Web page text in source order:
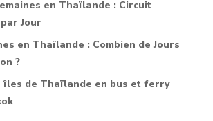
en Thaïlande : Circuit
Jour
en Thaïlande : Combien de Jours
?
îles de Thaïlande en bus et ferry